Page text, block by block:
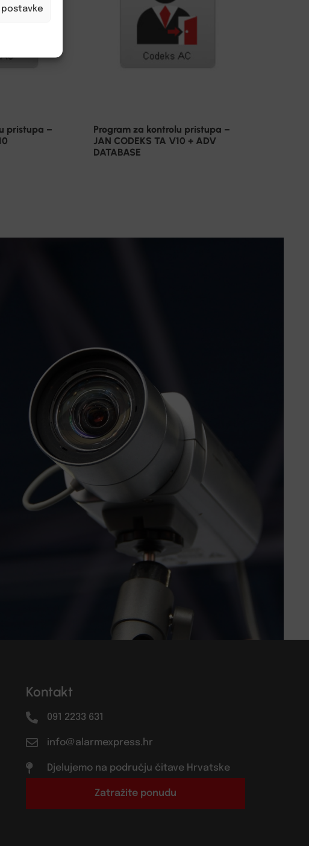
postavke
pristupa –
Program za kontrolu pristupa –
JAN CODEKS TA V10 + ADV
DATABASE
Kontakt
091 2233 631
info@alarmexpress.hr
Djelujemo na području čitave Hrvatske
Zatražite ponudu